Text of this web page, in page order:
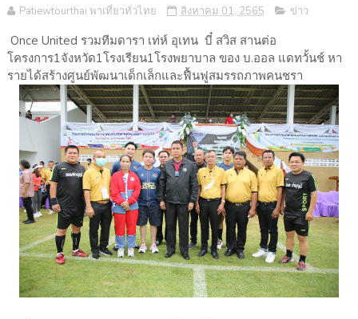
Patiewtourthai พาเที่ยวทั่วไทย สิงหาคม 01, 2565 ข่าว
Once United รวมทีมดารา เท่ห์ อุเทน บี๋ สวิส สานต่อ
โครงการ1จังหวัด1โรงเรียน1โรงพยาบาล ของ บ.ออล แดทวั้นช์ หา
รายได้สร้างศูนย์พัฒนาเด็กเล็กและฟื้นฟูสมรรถภาพคนชรา